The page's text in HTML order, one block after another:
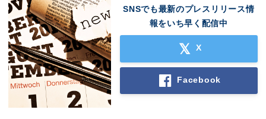
SNSでも最新のプレスリリース情
報をいち早く配信中
X
Facebook